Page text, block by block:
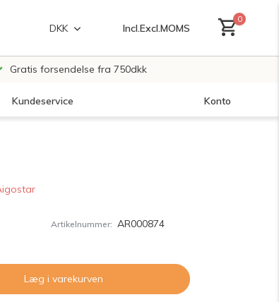
DKK Incl.Excl.MOMS
0
Gratis forsendelse fra 750dkk
Kundeservice Konto
Artikelnummer: AR000874
Læg i varekurven